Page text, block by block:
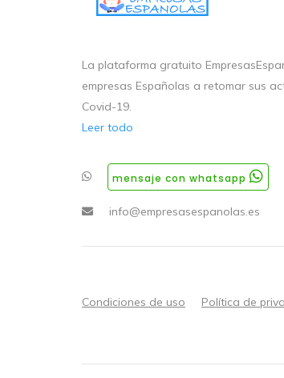
La plataforma gratuito
empresas Españolas a retomar sus
Covid-19.
Leer todo
mensaje con whatsapp
info@empresasespanolas.es
Condiciones de uso Política de